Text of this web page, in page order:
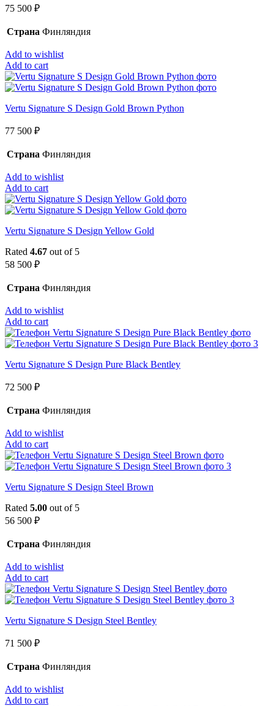
75 500 ₽
Страна Финляндия
Add to wishlist
Add to cart
Vertu Signature S Design Gold Brown Python
77 500 ₽
Страна Финляндия
Add to wishlist
Add to cart
Vertu Signature S Design Yellow Gold
Rated 4.67 out of 5
58 500 ₽
Страна Финляндия
Add to wishlist
Add to cart
Vertu Signature S Design Pure Black Bentley
72 500 ₽
Страна Финляндия
Add to wishlist
Add to cart
Vertu Signature S Design Steel Brown
Rated 5.00 out of 5
56 500 ₽
Страна Финляндия
Add to wishlist
Add to cart
Vertu Signature S Design Steel Bentley
71 500 ₽
Страна Финляндия
Add to wishlist
Add to cart